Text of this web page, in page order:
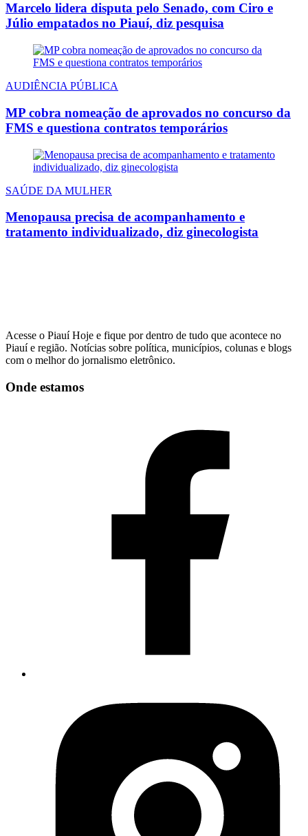
Marcelo lidera disputa pelo Senado, com Ciro e
Júlio empatados no Piauí, diz pesquisa
AUDIÊNCIA PÚBLICA
MP cobra nomeação de aprovados no concurso da
FMS e questiona contratos temporários
SAÚDE DA MULHER
Menopausa precisa de acompanhamento e
tratamento individualizado, diz ginecologista
Acesse o Piauí Hoje e fique por dentro de tudo que acontece no
Piauí e região. Notícias sobre política, municípios, colunas e blogs
com o melhor do jornalismo eletrônico.
Onde estamos